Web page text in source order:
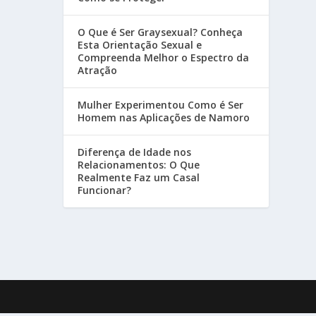
O Que é Ser Graysexual? Conheça
Esta Orientação Sexual e
Compreenda Melhor o Espectro da
Atração
Mulher Experimentou Como é Ser
Homem nas Aplicações de Namoro
Diferença de Idade nos
Relacionamentos: O Que
Realmente Faz um Casal
Funcionar?